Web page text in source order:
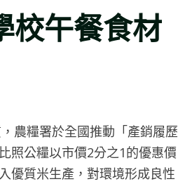
校午餐食材
農糧署於全國推動「產銷履歷
照公糧以市價2分之1的優惠價
優質米生產，對環境形成良性